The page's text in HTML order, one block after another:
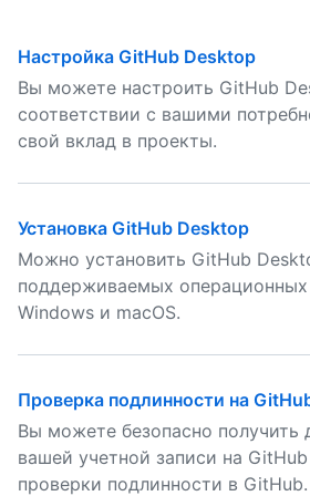
Настройка GitHub Desktop
Вы можете настроить GitHub
соответствии с вашими
свой вклад в проекты.
Установка GitHub Desktop
Можно установить GitHub
поддерживаемых
Windows и macOS.
Проверка подлинности на
Вы можете безопасно получить
вашей учетной записи на
проверки подлинности в GitHub.